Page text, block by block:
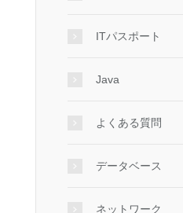
ITパスポート
Java
よくある質問
データベース
ネットワーク